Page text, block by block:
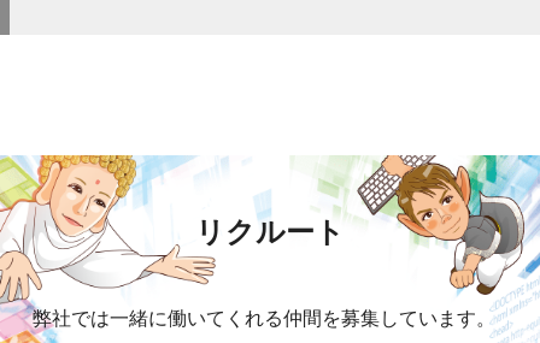
リクルート
弊社では一緒に働いてくれる仲間を募集しています。